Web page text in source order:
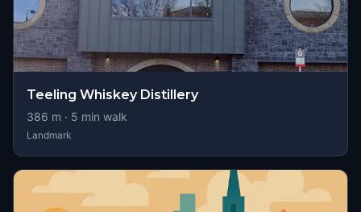
Teeling Whiskey Distillery
386 m · 5 min walk
Landmark